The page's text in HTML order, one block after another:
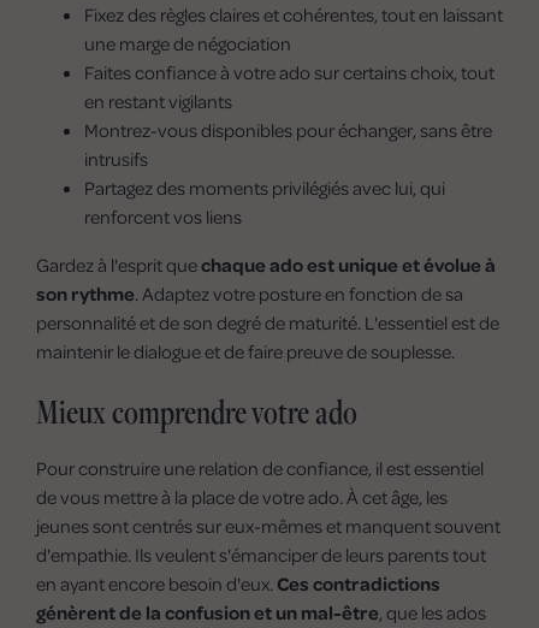
Fixez des règles claires et cohérentes, tout en laissant
une marge de négociation
Faites confiance à votre ado sur certains choix, tout
en restant vigilants
Montrez-vous disponibles pour échanger, sans être
intrusifs
Partagez des moments privilégiés avec lui, qui
renforcent vos liens
Gardez à l'esprit quechaque ado est unique et évolue à
son rythme. Adaptez votre posture en fonction de sa
personnalité et de son degré de maturité. L'essentiel est de
maintenir le dialogue et de faire preuve de souplesse.
Mieux comprendre votre ado
Pour construire une relation de confiance, il est essentiel
de vous mettre à la place de votre ado. À cet âge, les
jeunes sont centrés sur eux-mêmes et manquent souvent
d'empathie. Ils veulent s'émanciper de leurs parents tout
en ayant encore besoin d'eux. Ces contradictions
génèrent de la confusion et un mal-être, que les ados